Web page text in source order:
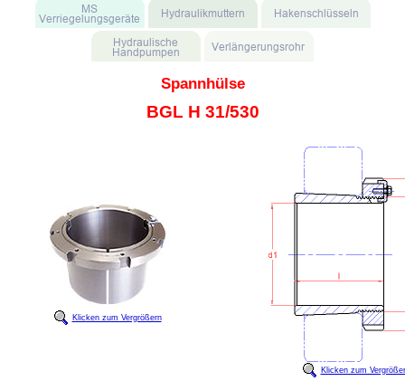
Spannhülse
BGL H 31/530
Klicken zum Vergrößern
Klicken zum